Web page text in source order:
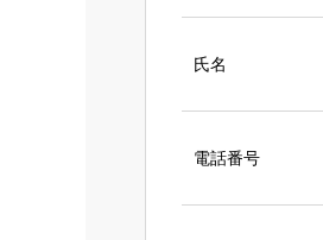
氏名
電話番号